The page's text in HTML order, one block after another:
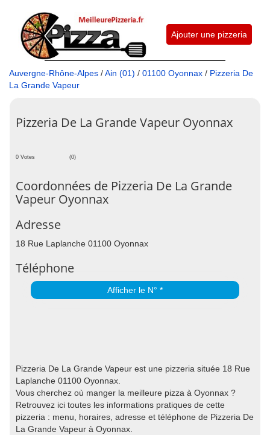
Ajouter une pizzeria
Auvergne-Rhône-Alpes /Ain (01) / 01100 Oyonnax / Pizzeria De
La Grande Vapeur
Pizzeria De La Grande Vapeur Oyonnax
0 Votes (0)
Coordonnées de Pizzeria De La Grande
Vapeur Oyonnax
Adresse
18 Rue Laplanche 01100 Oyonnax
Téléphone
Afficher le N° *
Pizzeria De La Grande Vapeur est une pizzeria située 18 Rue
Laplanche 01100 Oyonnax.
Vous cherchez où manger la meilleure pizza à Oyonnax ?
Retrouvez ici toutes les informations pratiques de cette
pizzeria : menu, horaires, adresse et téléphone de Pizzeria De
La Grande Vapeur à Oyonnax.